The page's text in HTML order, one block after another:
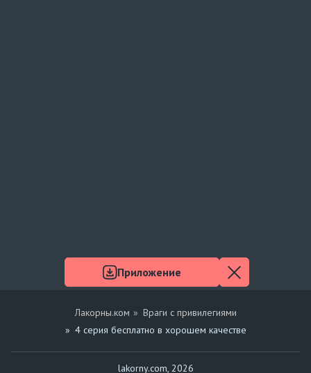
Лакорны.ком
Враги с привилегиями
4 серия бесплатно в хорошем качестве
lakorny.com, 2026
Приложение